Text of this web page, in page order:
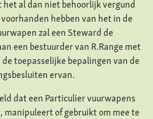
al dan niet behoorlijk vergund
hebben van het in de
zal een Steward de
een bestuurder van R.Range met
toepasselijke bepalingen van de
ervan.
dat een Particulier vuurwapens
manipuleert of gebruikt om mee te